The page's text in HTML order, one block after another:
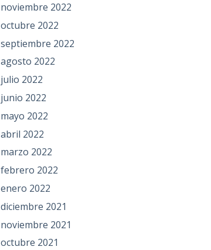
noviembre 2022
octubre 2022
septiembre 2022
agosto 2022
julio 2022
junio 2022
mayo 2022
abril 2022
marzo 2022
febrero 2022
enero 2022
diciembre 2021
noviembre 2021
octubre 2021